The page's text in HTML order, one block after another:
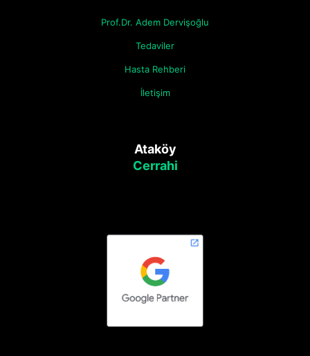
Prof.Dr. Adem Dervişoğlu
Tedaviler
Hasta Rehberi
İletişim
Ataköy
Cerrahi